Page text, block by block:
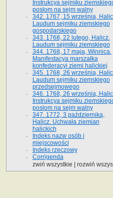
Instrukcya sejmiku
posłom na sejm walny
342. 1767, 15 września,
Laudum sejmiku ziemskiego
gospodarskiego
343. 1768, 22 lutego, Halicz.
Laudum sejmiku ziemskiego
344. 1768, 17 maja, Winnica.
Manifestacya marszałka
konfederacyi ziemi halickiej
345. 1768, 26 września,
Laudum sejmiku ziemskiego
przedsejmowego
346. 1768, 26 września,
Instrukcya sejmiku
posłom na sejm walny
347. 1772, 3 października,
Halicz. Uchwała ziemian
halickich
Indeks nazw osób i
miejscowości
Indeks rzeczowy
Corrigenda
zwiń wszystkie
rozwiń